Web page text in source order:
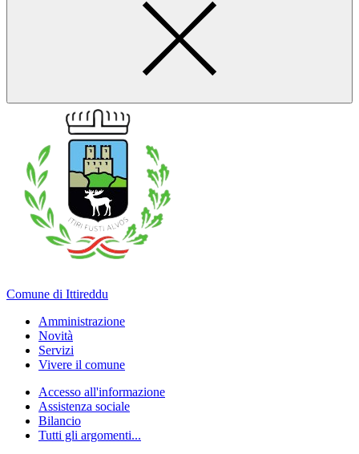
Comune di Ittireddu
Amministrazione
Novità
Servizi
Vivere il comune
Accesso all'informazione
Assistenza sociale
Bilancio
Tutti gli argomenti...